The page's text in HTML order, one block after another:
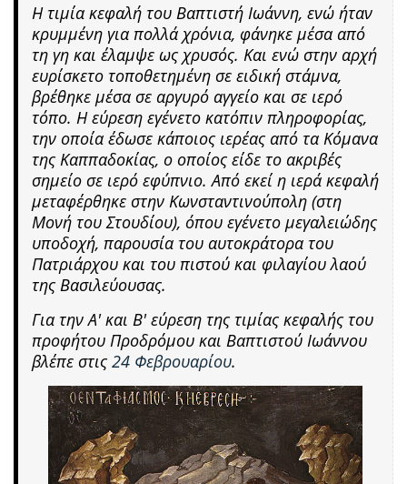
Η τιμία κεφαλή του Βαπτιστή Ιωάννη, ενώ ήταν
κρυμμένη για πολλά χρόνια, φάνηκε μέσα από
τη γη και έλαμψε ως χρυσός. Και ενώ στην αρχή
ευρίσκετο τοποθετημένη σε ειδική στάμνα,
βρέθηκε μέσα σε αργυρό αγγείο και σε ιερό
τόπο. Η εύρεση εγένετο κατόπιν πληροφορίας,
την οποία έδωσε κάποιος ιερέας από τα Κόμανα
της Καππαδοκίας, ο οποίος είδε το ακριβές
σημείο σε ιερό εφύπνιο. Από εκεί η ιερά κεφαλή
μεταφέρθηκε στην Κωνσταντινούπολη (στη
Μονή του Στουδίου), όπου εγένετο μεγαλειώδης
υποδοχή, παρουσία του αυτοκράτορα του
Πατριάρχου και του πιστού και φιλαγίου λαού
της Βασιλεύουσας.
Για την Α' και Β' εύρεση της τιμίας κεφαλής του
προφήτου Προδρόμου και Βαπτιστού Ιωάννου
βλέπε στις 24 Φεβρουαρίου.